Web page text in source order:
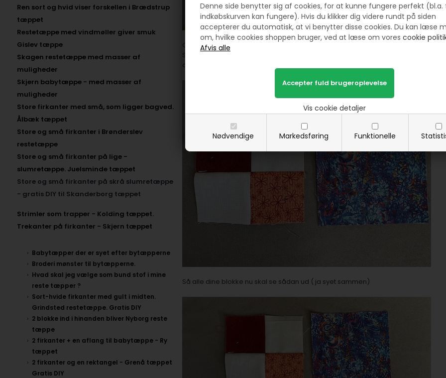
Denne side benytter sig af cookies, for at kunne fungere perfekt
indkøbskurven kan fungere). Hvis du klikker dig videre rundt på siden
accepterer du automatisk, at vi benytter disse cookies. Du kan læse
om, hvilke cookies shoppen bruger, ved at læse om vores cookie
Nødvendige Markedsføring Funktionelle
Vis cookie detaljer
Ren sort og hvid viser forskellen i Brædstrup
tæppet
Restetæppe med vindmøller giver smuk
Gislev tæppe ​
Skagen restetæppe med masser af
muligheder
Skjern babytæppe - med masser af
muligheder
Store firkanter med små, som ligger bagved.
Ålbæk tæppet
Store og små firkanter i Brønderslev
restetæppe
Store og små firkanter på lige -
slumretæppe. Juelsminde tæppet
Store og små firkanter på skrå slumretæppe
- gratis DIY til Skanderborg tæppet
Strimler som trapper - Kolding tæppet.
Trekanter på firkanter - Skjern tæppet
Babytæpper der er syet efter bytæpperne
Broderi mønster til bytæpperne.
Hvad skal jeg vælge som bund stof i mine
reste tæpper ?
Sort-hvide firkanter med gult i midten.
Grindsted restetæppe. Gratis DIY
2 blokke ind i hinanden bliver Nyborg reste
tæppe
2 firkanter + en aflang til babytæppe - Ry
tæppet
2 firkanter og en rektangel - Grenå tæppet
Gratis DIY
Og derefter syr du nu figur 1 og 2 sammen.
Skær derefte firkanter på 10,5 x 10,5 cm i kontrastfarven ( figur 3 )
og sy dem sammen med en figur 1.
Så alle dine blokke nu skal se sådan ud ( ja syet sammen)